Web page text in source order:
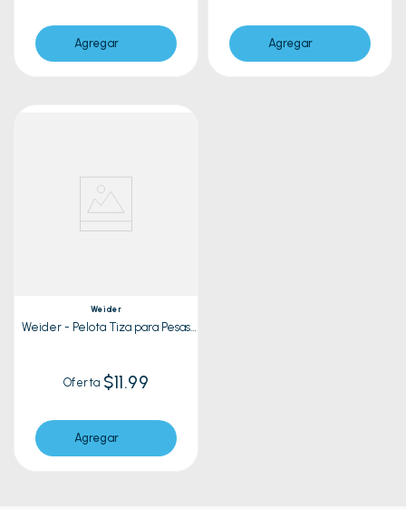
Agregar Agregar
Weider
Weider - Pelota Tiza para Pesas
Oferta $11.99
Agregar